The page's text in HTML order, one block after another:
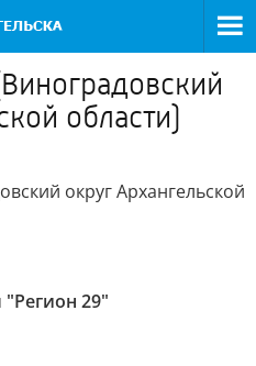
области)
округ Архангельской
"Регион 29"